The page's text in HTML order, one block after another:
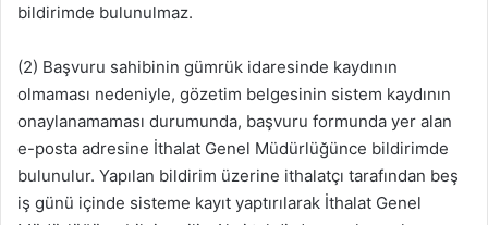
bildirimde bulunulmaz.
(2) Başvuru sahibinin gümrük idaresinde kaydının
olmaması nedeniyle, gözetim belgesinin sistem kaydının
onaylanamaması durumunda, başvuru formunda yer alan
e-posta adresine İthalat Genel Müdürlüğünce bildirimde
bulunulur. Yapılan bildirim üzerine ithalatçı tarafından beş
iş günü içinde sisteme kayıt yaptırılarak İthalat Genel